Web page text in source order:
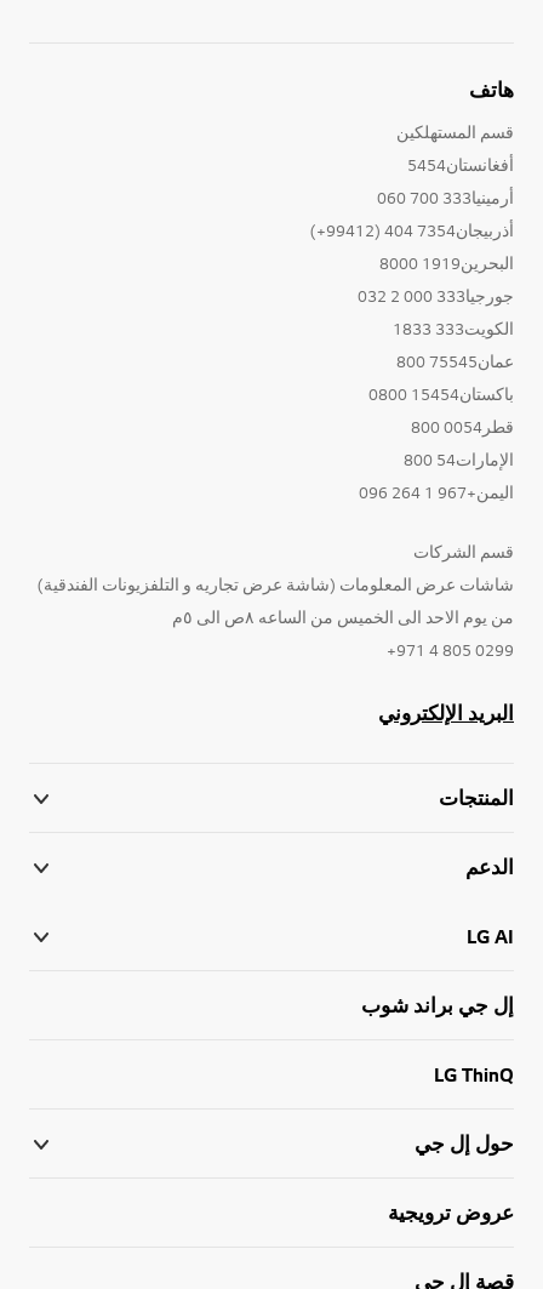
هاتف
قسم المستهلكين
أفغانستان5454
أرمينيا333 700 060
أذربيجان7354 404 (99412+)
البحرين1919 8000
جورجيا333 000 2 032
الكويت333 1833
عمان75545 800
باكستان15454 0800
قطر0054 800
الإمارات54 800
اليمن+967 1 264 096
قسم الشركات
شاشات عرض المعلومات (شاشة عرض تجاريه و التلفزيونات الفندقية)
من يوم الاحد الى الخميس من الساعه ٨ص الى ٥م
0299 805 4 971+
البريد الإلكتروني
المنتجات
الدعم
LG AI
إل جي براند شوب
LG ThinQ
حول إل جي
عروض ترويجية
قصة إل جي